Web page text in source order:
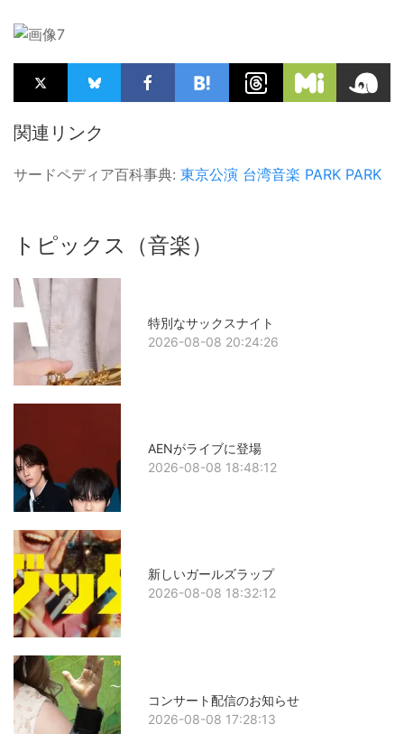
関連リンク
サードペディア百科事典: 東京公演 台湾音楽 PARK PARK
トピックス（音楽）
特別なサックスナイト
2026-08-08 20:24:26
AENがライブに登場
2026-08-08 18:48:12
新しいガールズラップ
2026-08-08 18:32:12
コンサート配信のお知らせ
2026-08-08 17:28:13